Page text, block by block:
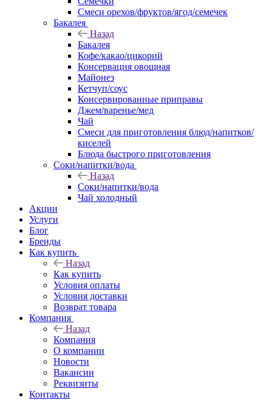
Смеси орехов/фруктов/ягод/семечек
Бакалея
Назад
Бакалея
Кофе/какао/цикорий
Консервация овощная
Майонез
Кетчуп/соус
Консервированные приправы
Джем/варенье/мед
Чай
Смеси для приготовления блюд/напитков/
киселей
Блюда быстрого приготовления
Соки/напитки/вода
Назад
Соки/напитки/вода
Чай холодный
Акции
Услуги
Блог
Бренды
Как купить
Назад
Как купить
Условия оплаты
Условия доставки
Возврат товара
Компания
Назад
Компания
О компании
Новости
Вакансии
Реквизиты
Контакты